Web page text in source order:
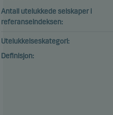
Antall utelukkede selskaper i
referanseindeksen:
Utelukkelseskategori:
Definisjon: